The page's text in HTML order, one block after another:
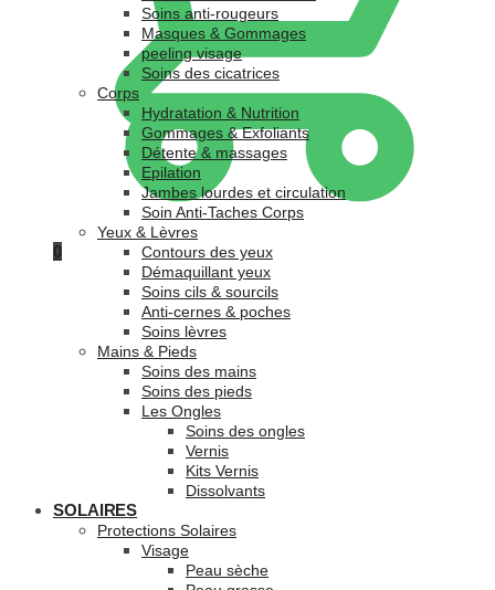
0
Soins anti-rougeurs
Masques & Gommages
peeling visage
Soins des cicatrices
Corps
Hydratation & Nutrition
Gommages & Exfoliants
Détente & massages
Epilation
Jambes lourdes et circulation
Soin Anti-Taches Corps
Yeux & Lèvres
Contours des yeux
Démaquillant yeux
Soins cils & sourcils
Anti-cernes & poches
Soins lèvres
Mains & Pieds
Soins des mains
Soins des pieds
Les Ongles
Soins des ongles
Vernis
Kits Vernis
Dissolvants
SOLAIRES
Protections Solaires
Visage
Peau sèche